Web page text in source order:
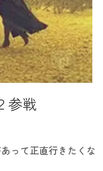
参戦
って正直行きたくな